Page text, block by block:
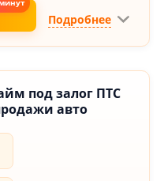
Подробнее
под залог ПТС
авто